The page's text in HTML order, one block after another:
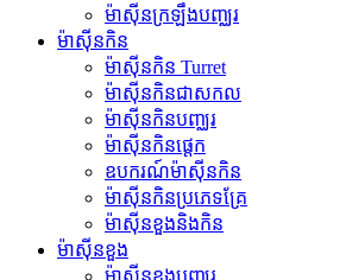
ម៉ាស៊ីនក្រឡឹងបញ្ឈរ
ម៉ាស៊ីនកិន
ម៉ាស៊ីនកិន Turret
ម៉ាស៊ីនកិនជាសកល
ម៉ាស៊ីនកិនបញ្ឈរ
ម៉ាស៊ីនកិនផ្តេក
ឧបករណ៍ម៉ាស៊ីនកិន
ម៉ាស៊ីនកិនប្រភេទគ្រែ
ម៉ាស៊ីនខួងនិងកិន
ម៉ាស៊ីនខួង
ម៉ាស៊ីនខួងបញ្ឈរ